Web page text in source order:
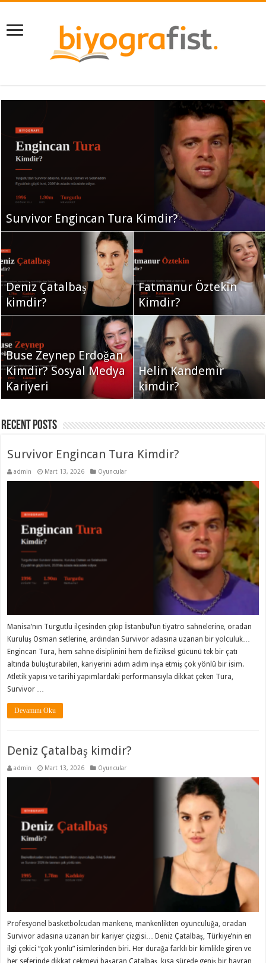
Survivor Engincan Tura Kimdir?
Deniz Çatalbaş
kimdir?
Fatmanur Öztekin
Kimdir?
Buse Zeynep Erdoğan
Kimdir? Sosyal Medya
Kariyeri
Helin Kandemir
kimdir?
Recent Posts
Survivor Engincan Tura Kimdir?
admin Mart 13, 2026 Oyuncular
Manisa’nın Turgutlu ilçesinden çıkıp İstanbul’un tiyatro sahnelerine, oradan
Kuruluş Osman setlerine, ardından Survivor adasına uzanan bir yolculuk…
Engincan Tura, hem sahne disiplinini hem de fiziksel gücünü tek bir çatı
altında buluşturabilen, kariyerini adım adım inşa etmiş çok yönlü bir isim.
Atletik yapısı ve tarihi yapımlardaki performansıyla dikkat çeken Tura,
Survivor …
Devamını Oku
Deniz Çatalbaş kimdir?
admin Mart 13, 2026 Oyuncular
Profesyonel basketbolcudan mankene, mankenlikten oyunculuğa, oradan
Survivor adasına uzanan bir kariyer çizgisi… Deniz Çatalbaş, Türkiye’nin en
ilgi çekici “çok yönlü” isimlerinden biri. Her durağa farklı bir kimlikle giren ve
her seferinde dikkat çekmeyi başaran Çatalbaş, kısa sürede geniş bir hayran